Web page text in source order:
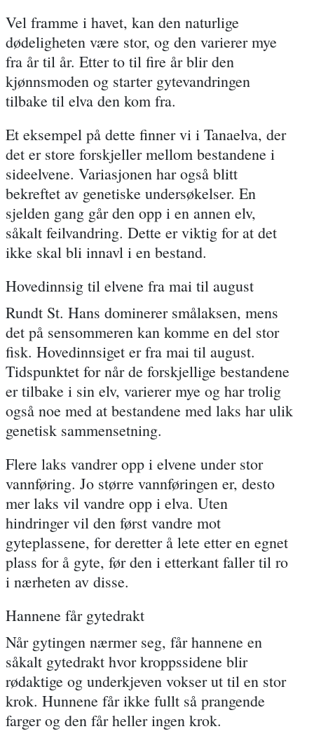
Vel framme i havet, kan den naturlige
dødeligheten være stor, og den varierer mye
fra år til år. Etter to til fire år blir den
kjønnsmoden og starter gytevandringen
tilbake til elva den kom fra.
Et eksempel på dette finner vi i Tanaelva, der
det er store forskjeller mellom bestandene i
sideelvene. Variasjonen har også blitt
bekreftet av genetiske undersøkelser. En
sjelden gang går den opp i en annen elv,
såkalt feilvandring. Dette er viktig for at det
ikke skal bli innavl i en bestand.
Hovedinnsig til elvene fra mai til august
Rundt St. Hans dominerer smålaksen, mens
det på sensommeren kan komme en del stor
fisk. Hovedinnsiget er fra mai til august.
Tidspunktet for når de forskjellige bestandene
er tilbake i sin elv, varierer mye og har trolig
også noe med at bestandene med laks har ulik
genetisk sammensetning.
Flere laks vandrer opp i elvene under stor
vannføring. Jo større vannføringen er, desto
mer laks vil vandre opp i elva. Uten
hindringer vil den først vandre mot
gyteplassene, for deretter å lete etter en egnet
plass for å gyte, før den i etterkant faller til ro
i nærheten av disse.
Hannene får gytedrakt
Når gytingen nærmer seg, får hannene en
såkalt gytedrakt hvor kroppssidene blir
rødaktige og underkjeven vokser ut til en stor
krok. Hunnene får ikke fullt så prangende
farger og den får heller ingen krok.